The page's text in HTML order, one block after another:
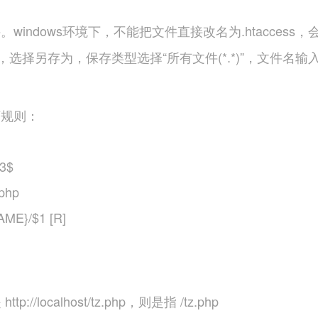
windows环境下，不能把文件直接改名为.htaccess，
选择另存为，保存类型选择“所有文件(*.*)”，文件名输
则：
$1 [R]
localhost/tz.php，则是指 /tz.php